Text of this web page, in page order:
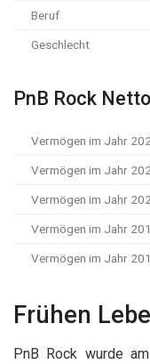
Beruf
Geschlecht
PnB Rock
Vermögen im Jahr
Vermögen im Jahr
Vermögen im Jahr
Vermögen im Jahr
Vermögen im Jahr
Frühen
PnB Rock wurde